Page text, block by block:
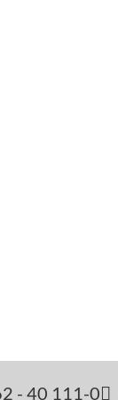
- 40 111-0